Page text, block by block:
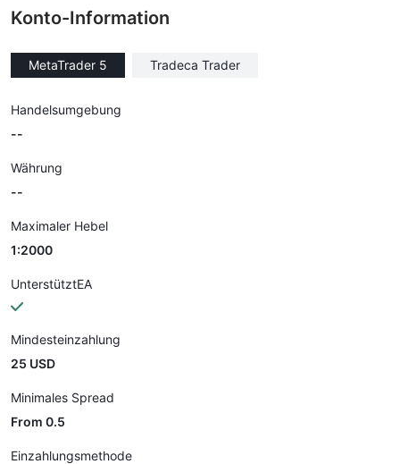
Konto-Information
MetaTrader 5 Tradeca Trader
Handelsumgebung
--
Währung
--
Maximaler Hebel
1:2000
UnterstütztEA
Mindesteinzahlung
25 USD
Minimales Spread
From 0.5
Einzahlungsmethode